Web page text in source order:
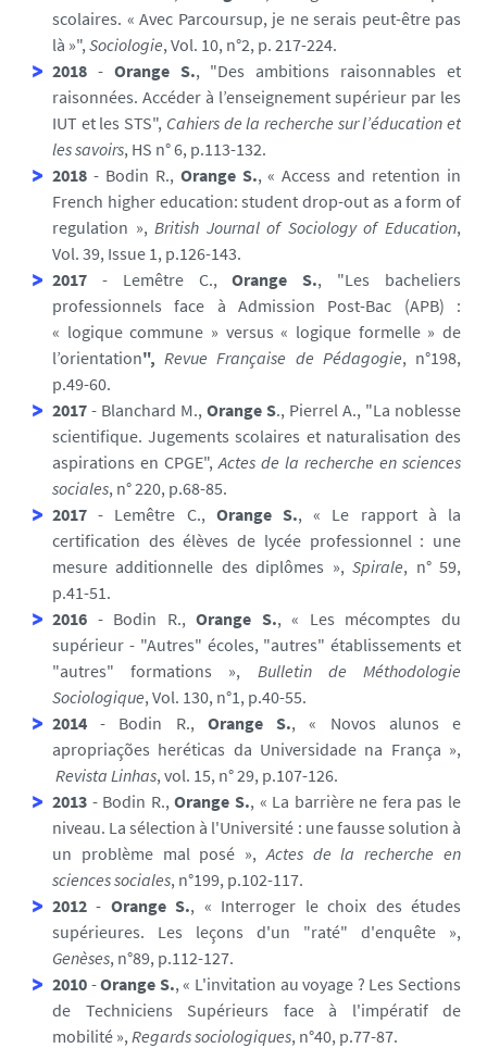
scolaires. « Avec Parcoursup, je ne serais peut-être pas
là »", Sociologie, Vol. 10, n°2, p. 217-224.
2018 - Orange S., "Des ambitions raisonnables et
raisonnées. Accéder à l’enseignement supérieur par les
IUT et les STS", Cahiers de la recherche sur l’éducation et
les savoirs, HS n° 6, p.113-132.
2018 - Bodin R., Orange S., « Access and retention in
French higher education: student drop-out as a form of
regulation », British Journal of Sociology of Education,
Vol. 39, Issue 1, p.126-143.
2017 - Lemêtre C.,Orange S., "Les bacheliers
professionnels face à Admission Post-Bac (APB) :
« logique commune » versus « logique formelle » de
l’orientation", Revue Française de Pédagogie, n°198,
p.49-60.
2017 - Blanchard M., Orange S., Pierrel A., "La noblesse
scientifique. Jugements scolaires et naturalisation des
aspirations en CPGE", Actes de la recherche en sciences
sociales, n° 220, p.68-85.
2017 - Lemêtre C., Orange S., « Le rapport à la
certification des élèves de lycée professionnel : une
mesure additionnelle des diplômes »,Spirale, n° 59,
p.41-51.
2016 - Bodin R.,Orange S., « Les mécomptes du
supérieur - "Autres" écoles, "autres" établissements et
"autres" formations », Bulletin de Méthodologie
Sociologique, Vol. 130, n°1, p.40-55.
2014 - Bodin R., Orange S., « Novos alunos e
apropriações heréticas da Universidade na França »,
Revista Linhas, vol. 15, n° 29, p.107-126.
2013 - Bodin R.,Orange S., « La barrière ne fera pas le
niveau. La sélection à l'Université : une fausse solution à
un problème mal posé », Actes de la recherche en
sciences sociales, n°199, p.102-117.
2012 - Orange S., « Interroger le choix des études
supérieures. Les leçons d'un "raté" d'enquête »,
Genèses, n°89, p.112-127.
2010 -Orange S., « L'invitation au voyage ? Les Sections
de Techniciens Supérieurs face à l'impératif de
mobilité », Regards sociologiques, n°40, p.77-87.